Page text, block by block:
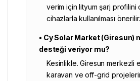
verim için lityum şarj profilini
cihazlarla kullanılması önerilir.
• Cy Solar Market (Giresun)
desteği veriyor mu?
Kesinlikle. Giresun merkezli
karavan ve off-grid